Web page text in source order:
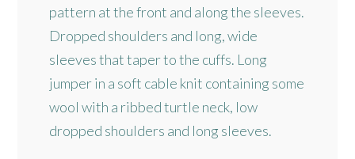
pattern at the front and along the sleeves.
Dropped shoulders and long, wide
sleeves that taper to the cuffs. Long
jumper in a soft cable knit containing some
wool with a ribbed turtle neck, low
dropped shoulders and long sleeves.